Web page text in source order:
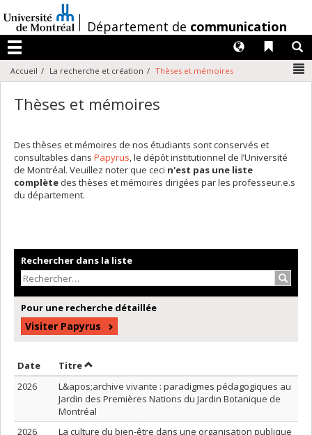
au
contenu
/Département de communication
Menu
Liens
Langues
Accueil La recherche et création Thèses et mémoires
Thèses et mémoires
Des thèses et mémoires de nos étudiants sont conservés et
consultables dans Papyrus, le dépôt institutionnel de l’Université
de Montréal. Veuillez noter que ceci n'est pas une liste
complète des thèses et mémoires dirigées par les professeur.e.s
du département.
Rechercher dans la liste
Pour une recherche détaillée
Visiter Papyrus
Date Trier par date en ordre croissant
TitreTrier par titre en ordre croissant
2026
L&apos;archive vivante : paradigmes pédagogiques au
Jardin des Premières Nations du Jardin Botanique de
Montréal
2026
La culture du bien-être dans une organisation publique